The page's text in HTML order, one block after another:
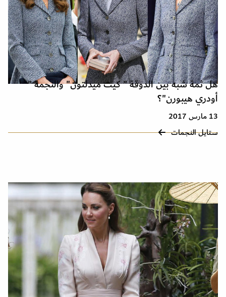
هل ثمة شبه بين الدوقة " كيت ميدلتون" والنجمة "
أودري هيبورن"؟
13 مارس 2017
ستايل النجمات